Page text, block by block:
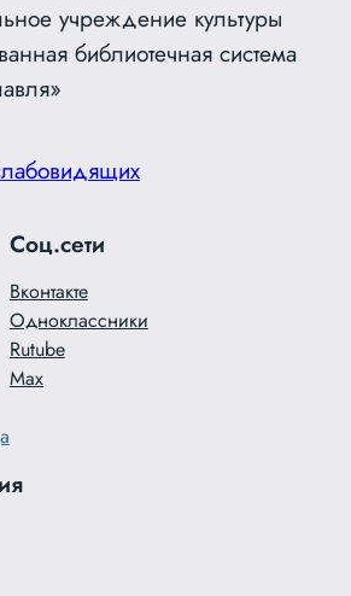
учреждение культуры
библиотечная система
Соц.сети
Вконтакте
Одноклассники
Rutube
Max